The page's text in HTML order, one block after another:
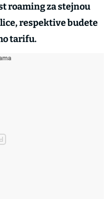
roaming za stejnou
respektive budete
tarifu.